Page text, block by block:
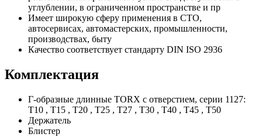
углублении, в ограниченном пространстве и пр
Имеет широкую сферу применения в СТО,
автосервисах, автомастерских, промышленности,
производствах, быту
Качество соответствует стандарту DIN ISO 2936
Комплектация
Г-образные длинные TORX с отверстием, серии 1127:
T10 , T15 , T20 , T25 , T27 , T30 , T40 , T45 , T50
Держатель
Блистер